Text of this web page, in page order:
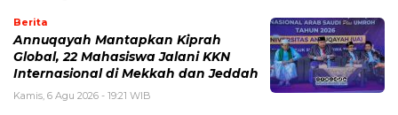
Berita
Annuqayah Mantapkan Kiprah
Global, 22 Mahasiswa Jalani KKN
Internasional di Mekkah dan Jeddah
Kamis, 6 Agu 2026 - 19:21 WIB